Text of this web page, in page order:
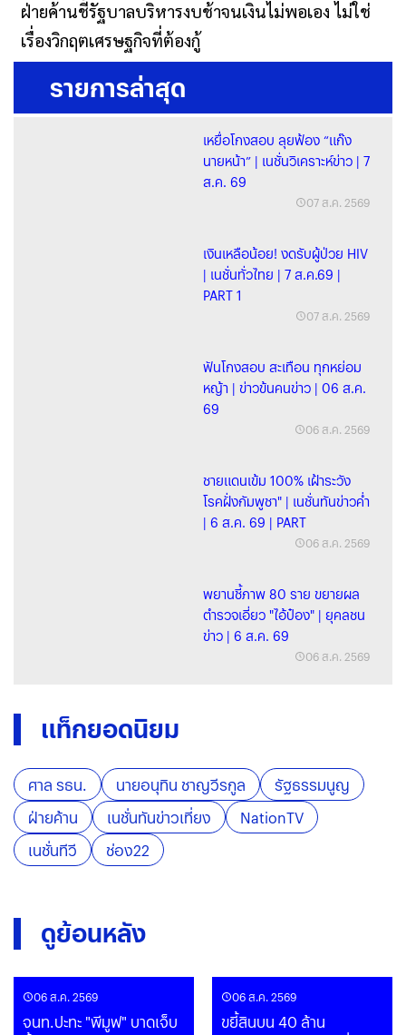
ฝ่ายค้านชี้รัฐบาลบริหารงบช้าจนเงินไม่พอเอง ไม่ใช่
เรื่องวิกฤตเศรษฐกิจที่ต้องกู้
รายการล่าสุด
เหยื่อโกงสอบ ลุยฟ้อง “แก๊ง
นายหน้า” | เนชั่นวิเคราะห์ข่าว | 7
ส.ค. 69
07 ส.ค. 2569
เงินเหลือน้อย! งดรับผู้ป่วย HIV
| เนชั่นทั่วไทย | 7 ส.ค.69 |
PART 1
07 ส.ค. 2569
ฟันโกงสอบ สะเทือน ทุกหย่อม
หญ้า | ข่าวข้นคนข่าว | 06 ส.ค.
69
06 ส.ค. 2569
ชายแดนเข้ม 100% เฝ้าระวัง
โรคฝั่งกัมพูชา" | เนชั่นทันข่าวค่ำ
| 6 ส.ค. 69 | PART
06 ส.ค. 2569
พยานชี้ภาพ 80 ราย ขยายผล
ตำรวจเอี่ยว "ไอ้ป๋อง" | ยุคลชน
ข่าว | 6 ส.ค. 69
06 ส.ค. 2569
แท็กยอดนิยม
ศาล รธน. นายอนุทิน ชาญวีรกูล
รัฐธรรมนูญ
ฝ่ายค้าน
เนชั่นทันข่าวเที่ยง
NationTV
เนชั่นทีวี
ช่อง22
ดูย้อนหลัง
06 ส.ค. 2569
จนท.ปะทะ "พีมูฟ" บาดเจ็บ
06 ส.ค. 2569
ขยี้สินบน 40 ล้าน